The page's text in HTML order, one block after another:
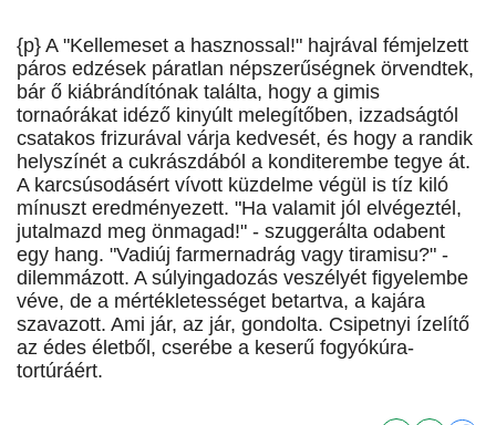
{p} A "Kellemeset a hasznossal!" hajrával fémjelzett
páros edzések páratlan népszerűségnek örvendtek,
bár ő kiábrándítónak találta, hogy a gimis
tornaórákat idéző kinyúlt melegítőben, izzadságtól
csatakos frizurával várja kedvesét, és hogy a randik
helyszínét a cukrászdából a konditerembe tegye át.
A karcsúsodásért vívott küzdelme végül is tíz kiló
mínuszt eredményezett. "Ha valamit jól elvégeztél,
jutalmazd meg önmagad!" - szuggerálta odabent
egy hang. "Vadiúj farmernadrág vagy tiramisu?" -
dilemmázott. A súlyingadozás veszélyét figyelembe
véve, de a mértékletességet betartva, a kajára
szavazott. Ami jár, az jár, gondolta. Csipetnyi ízelítő
az édes életből, cserébe a keserű fogyókúra-
tortúráért.